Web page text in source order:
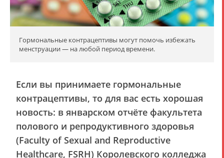
Гормональные контрацептивы могут помочь избежать
менструации — на любой период времени.
Если вы принимаете гормональные
контрацептивы, то для вас есть хорошая
новость: в январском отчёте факультета
полового и репродуктивного здоровья
(Faculty of Sexual and Reproductive
Healthcare, FSRH) Королевского колледжа